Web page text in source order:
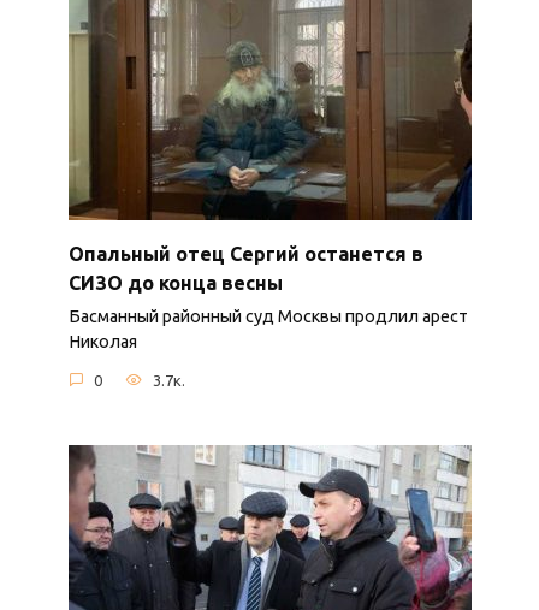
Опальный отец Сергий останется в
СИЗО до конца весны
Басманный районный суд Москвы продлил арест
Николая
0 3.7к.